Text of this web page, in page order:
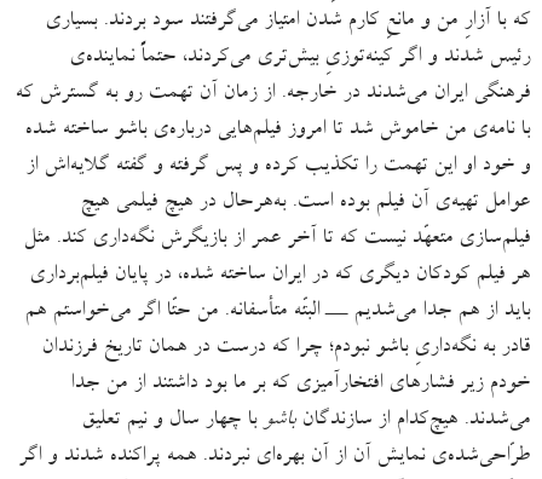
که با آزارِ من و مانعِ کارم شدن امتیاز می‌گرفتند سود بردند. بسیاری
رئیس شدند و اگر کینه‌توزیِ بیش‌تری می‌کردند، حتماً نماینده‌ی
فرهنگی ایران می‌شدند در خارجه. از زمان آن تهمت رو به گسترش که
با نامه‌ی من خاموش شد تا امروز فیلم‌هایی درباره‌ی باشو ساخته شده
و خود او این تهمت را تکذیب کرده و پس گرفته و گفته گلایه‌اش از
عوامل تهیه‌ی آن فیلم بوده است. به‌هرحال در هیچ فیلمی هیچ
فیلم‌سازی متعهّد نیست که تا آخر عمر از بازیگرش نگه‌داری کند. مثل
هر فیلم کودکان دیگری که در ایران ساخته شده، در پایان فیلم‌برداری
باید از هم جدا می‌شدیم ـــ البتّه متأسفانه. من حتّا اگر می‌خواستم هم
قادر به نگه‌داریِ باشو نبودم؛ چرا که درست در همان تاریخ فرزندان
خودم زیر فشارهای افتخارآمیزی که بر ما بود داشتند از من جدا
می‌شدند. هیچ‌کدام از سازندگانباشو با چهار سال و نیم تعلیق
طرّاحی‌شده‌ی نمایش آن از آن بهره‌ای نبردند. همه پراکنده شدند و اگر